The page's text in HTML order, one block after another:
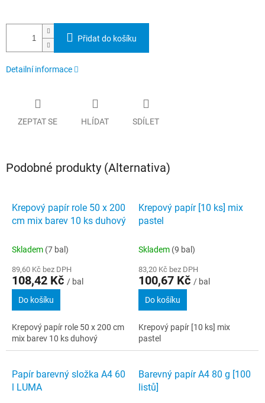
Přidat do košíku
Detailní informace
ZEPTAT SE HLÍDAT SDÍLET
Podobné produkty (Alternativa)
Krepový papír role 50 x 200
cm mix barev 10 ks duhový
Skladem (7 bal)
89,60 Kč bez DPH
108,42 Kč / bal
Do košíku
Krepový papír role 50 x 200 cm
mix barev 10 ks duhový
Krepový papír [10 ks] mix
pastel
Skladem (9 bal)
83,20 Kč bez DPH
100,67 Kč / bal
Do košíku
Krepový papír [10 ks] mix
pastel
Papír barevný složka A4 60
l LUMA
Barevný papír A4 80 g [100
listů]